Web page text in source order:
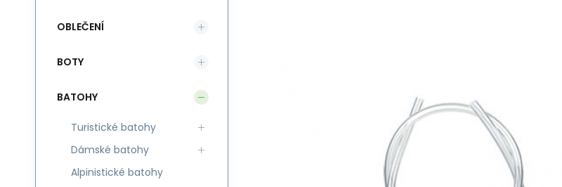
OBLEČENÍ
BOTY
BATOHY
Turistické batohy
Dámské batohy
Alpinistické batohy